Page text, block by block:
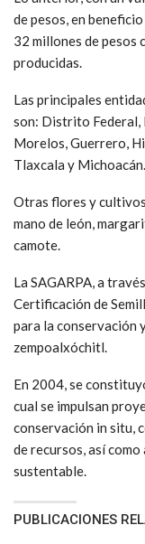
de pesos, en
32 millones de pesos
producidas.
Las principales
son: Distrito Federal,
Morelos, Guerrero,
Tlaxcala y Michoacán.
Otras flores y
mano de león,
camote.
La SAGARPA, a
Certificación de
para la conservación
zempoalxóchitl.
En 2004, se
cual se impulsan
conservación in situ,
de recursos, así
sustentable.
PUBLICACIONES